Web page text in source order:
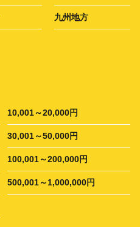
九州地方
10,001～20,000円
30,001～50,000円
100,001～200,000円
500,001～1,000,000円